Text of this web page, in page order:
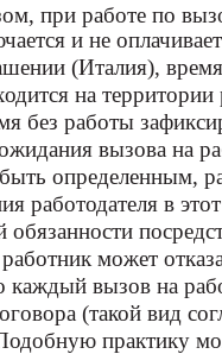
при работе по
и не
(Италия),
на
без работы
вызова на
определенным,
работодателя в
обязанности
может
каждый вызов на
(такой вид
практику